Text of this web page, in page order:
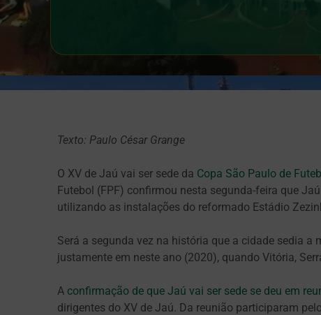
Texto: Paulo César Grange
O XV de Jaú vai ser sede da Copa São Paulo de
Futebol (FPF) confirmou nesta segunda-feira que
utilizando as instalações do reformado Estádio
Será a segunda vez na história que a cidade sedia
justamente em neste ano (2020), quando Vitória,
A confirmação de que Jaú vai ser sede se deu em
dirigentes do XV de Jaú. Da reunião participaram